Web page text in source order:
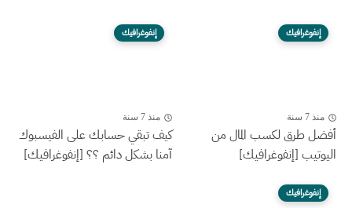
إنفوغرافيك
منذ 7 سنة
أفضل طرق لكسب المال من
اليوتيب [إنفوغرافيك]
إنفوغرافيك
منذ 7 سنة
كيف تبقي حسابك على الفيسبوك
آمنا بشكل دائم ؟؟ [إنفوغرافيك]
إنفوغرافيك